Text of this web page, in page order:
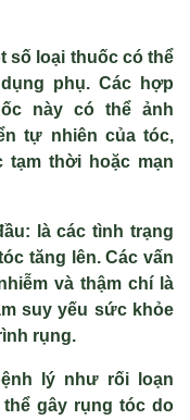
số loại thuốc có thể
phụ. Các hợp
này có thể ảnh
tự nhiên của tóc,
tạm thời hoặc mạn
là các tình trạng
tăng lên. Các vấn
và thậm chí là
suy yếu sức khỏe
rụng.
lý như rối loạn
gây rụng tóc do